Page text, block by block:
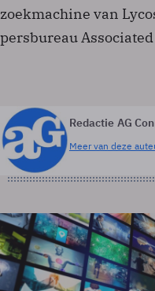
zoekmachine van
persbureau Associated
Redactie AG
Meer van deze